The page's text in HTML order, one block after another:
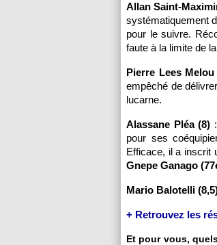
Allan Saint-
systématiquement
pour le suivre.
faute à la limite de
Pierre Lees Melou
empêché de
lucarne.
Alassane Pléa (8)
pour ses
Efficace, il a inscrit
Gnepe Ganago
Mario Balotelli
+ Retrouvez les
Et pour vous,